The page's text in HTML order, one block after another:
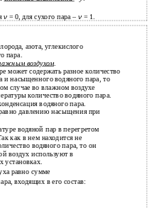
ν = 0, для сухого пара – ν = 1.
азота, углекислого
пара.
воздухом.
может содержать разное количество
и насыщенного водяного пара, то
случае во влажном воздухе
количество водяного пара.
водяного пара.
давлению насыщения при
водяной пар в перегретом
как в нем находится не
водяного пара, то он
воздух используют в
установках.
равно сумме
входящих в его состав: